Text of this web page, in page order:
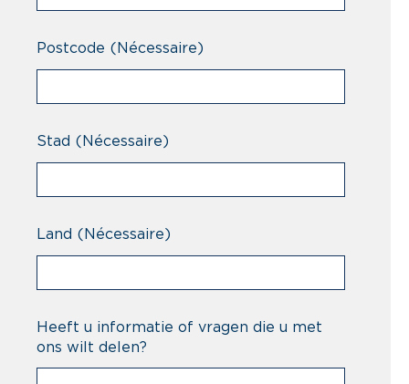
Postcode (Nécessaire)
Stad (Nécessaire)
Land (Nécessaire)
Heeft u informatie of vragen die u met
ons wilt delen?